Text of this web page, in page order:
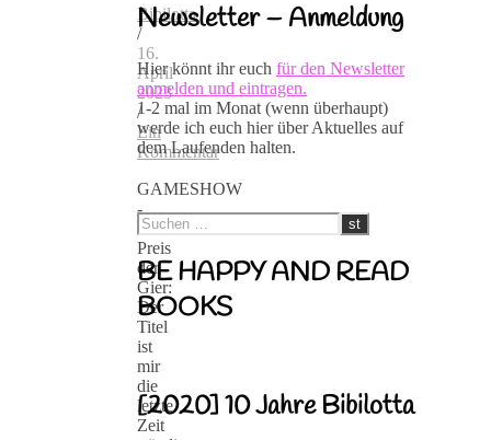
Bibilotta
/
16.
April
2023
/
Ein
Kommentar
GAMESHOW
-
Der
Preis
der
Gier:
Der
Titel
ist
mir
die
letzte
Zeit
Newsletter – Anmeldung
Hier könnt ihr euch für den Newsletter
anmelden und eintragen.
1-2 mal im Monat (wenn überhaupt)
werde ich euch hier über Aktuelles auf
dem Laufenden halten.
BE HAPPY AND READ
BOOKS
[2020] 10 Jahre Bibilotta